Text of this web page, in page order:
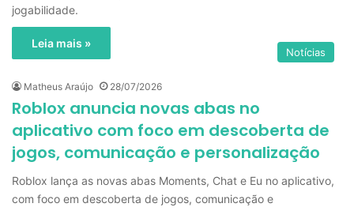
jogabilidade.
Leia mais »
Notícias
Matheus Araújo 28/07/2026
Roblox anuncia novas abas no
aplicativo com foco em descoberta de
jogos, comunicação e personalização
Roblox lança as novas abas Moments, Chat e Eu no aplicativo,
com foco em descoberta de jogos, comunicação e